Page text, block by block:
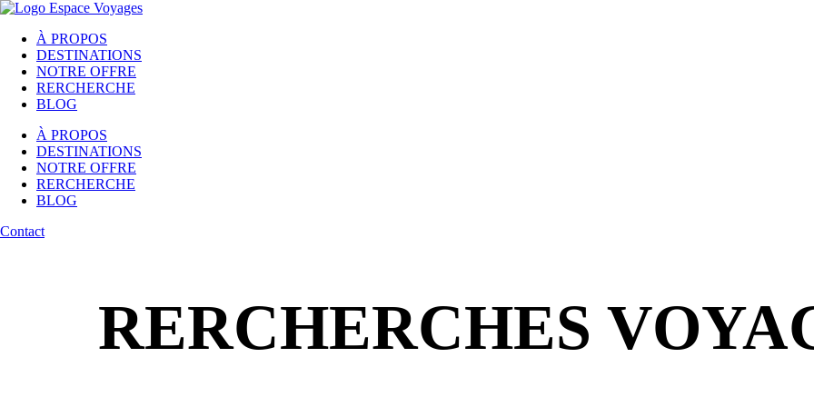
À PROPOS
DESTINATIONS
NOTRE OFFRE
RERCHERCHE
BLOG
À PROPOS
DESTINATIONS
NOTRE OFFRE
RERCHERCHE
BLOG
Contact
RERCHERCHES